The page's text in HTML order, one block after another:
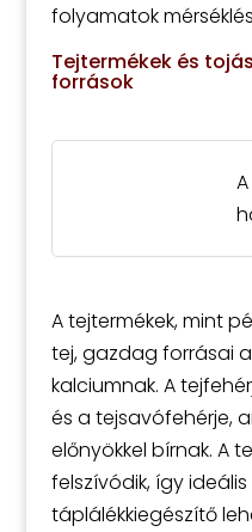
folyamatok
Tejtermékek és
források
A tejtermékek, mint
tej, gazdag forrásai
kalciumnak. A
és a tejsavófehérje,
előnyökkel bírnak. A
felszívódik, így
táplálékkiegészítő